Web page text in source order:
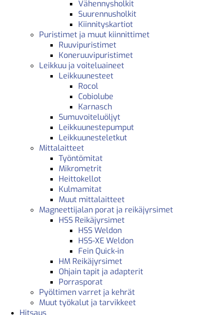
Vähennysholkit
Suurennusholkit
Kiinnityskartiot
Puristimet ja muut kiinnittimet
Ruuvipuristimet
Koneruuvipuristimet
Leikkuu ja voiteluaineet
Leikkuunesteet
Rocol
Cobiolube
Karnasch
Sumuvoiteluöljyt
Leikkuunestepumput
Leikkuunesteletkut
Mittalaitteet
Työntömitat
Mikrometrit
Heittokellot
Kulmamitat
Muut mittalaitteet
Magneettijalan porat ja reikäjyrsimet
HSS Reikäjyrsimet
HSS Weldon
HSS-XE Weldon
Fein Quick-in
HM Reikäjyrsimet
Ohjain tapit ja adapterit
Porrasporat
Pyöltimen varret ja kehrät
Muut työkalut ja tarvikkeet
Hitsaus